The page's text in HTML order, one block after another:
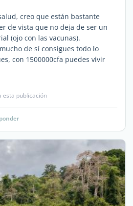
creo que están bastante
de vista que no deja de ser un
(ojo con las vacunas).
de sí consigues todo lo
con 1500000cfa puedes vivir
esta publicación